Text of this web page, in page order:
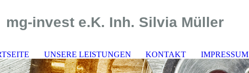
mg-invest e.K. Inh. Silvia Müller
UNSERE LEISTUNGEN KONTAKT IMPRESSUM